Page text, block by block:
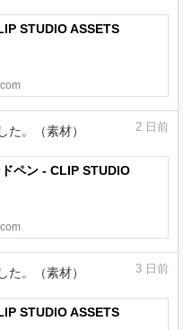
STUDIO ASSETS
た。（素材） 2 日前
ペン - CLIP STUDIO
た。（素材） 3 日前
STUDIO ASSETS